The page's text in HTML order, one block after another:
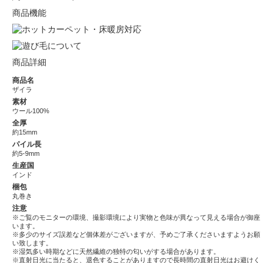
商品機能
商品詳細
商品名
ザイラ
素材
ウール100%
全厚
約15mm
パイル長
約5-9mm
生産国
インド
梱包
丸巻き
注意
※ご覧のモニターの環境、撮影環境により実物と色味が異なって見える場合が御座
います。
※多少のサイズ誤差など個体差がございますが、予めご了承くださいますようお願
い致します。
※湿気多い時期などに天然繊維の独特の匂いがする場合があります。
※直射日光に当たると、退色することがありますので長時間の直射日光はお避けく